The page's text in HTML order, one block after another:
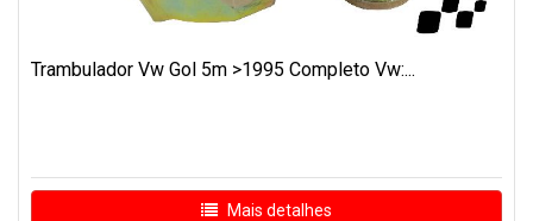
Trambulador Vw Gol 5m >1995 Completo Vw:...
Mais detalhes